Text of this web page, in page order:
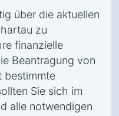
über die aktuellen
zu
finanzielle
Beantragung von
bestimmte
Sie sich im
alle notwendigen